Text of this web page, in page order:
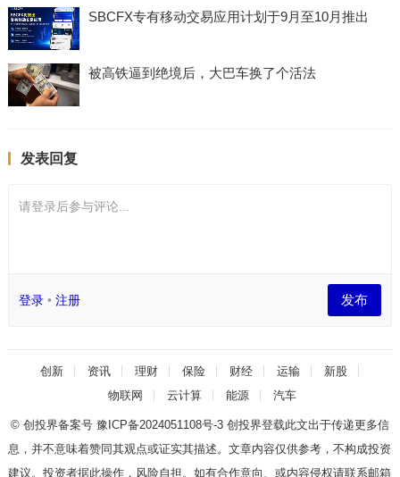
SBCFX专有移动交易应用计划于9月至10月推出
被高铁逼到绝境后，大巴车换了个活法
发表回复
请登录后参与评论...
登录• 注册 发布
创新 资讯 理财 保险 财经 运输
新股
物联网
云计算 能源 汽车
© 创投界备案号 豫ICP备2024051108号-3 创投界登载此文出于传递更多信
息，并不意味着赞同其观点或证实其描述。文章内容仅供参考，不构成投资
建议。投资者据此操作，风险自担。如有合作意向、或内容侵权请联系邮箱